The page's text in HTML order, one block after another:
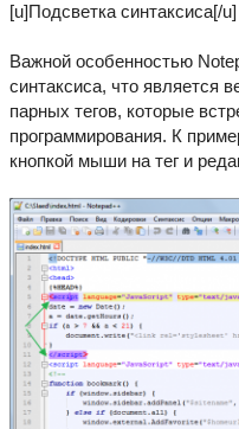
[u]Подсветка синтаксиса[/u]
Важной особенностью
синтаксиса, что является
парных тегов, которые
программирования. К
кнопкой мыши на тег и